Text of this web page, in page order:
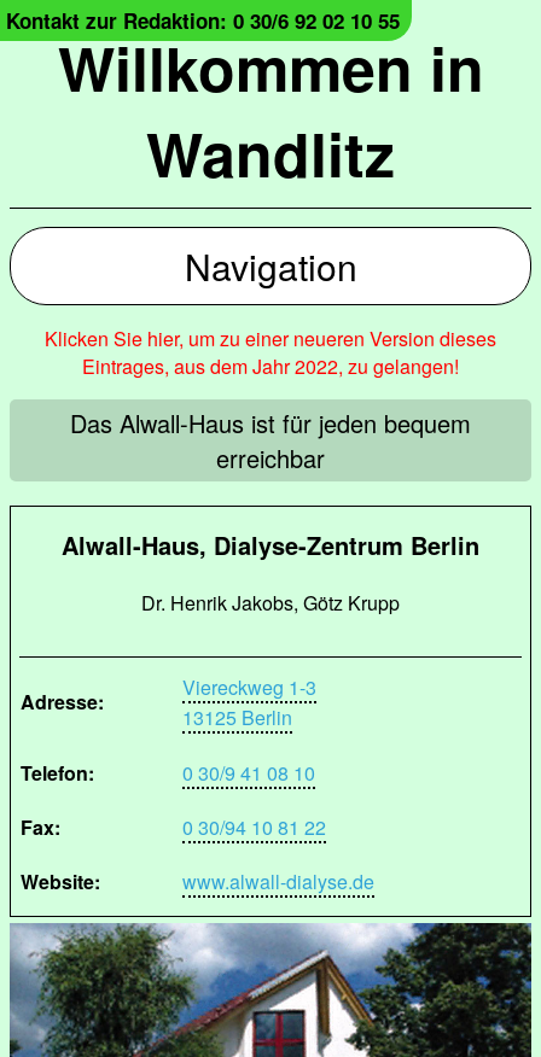
Willkommen in
Wandlitz
Kontakt zur Redaktion: 0 30/6 92 02 10 55
Navigation
Klicken Sie hier, um zu einer neueren Version dieses
Eintrages, aus dem Jahr 2022, zu gelangen!
Das Alwall-Haus ist für jeden bequem
erreichbar
Alwall-Haus, Dialyse-Zentrum Berlin
Dr. Henrik Jakobs, Götz Krupp
Adresse:
Viereckweg 1-3
13125 Berlin
Telefon:
0 30/9 41 08 10
Fax:
0 30/94 10 81 22
Website:
www.alwall-dialyse.de